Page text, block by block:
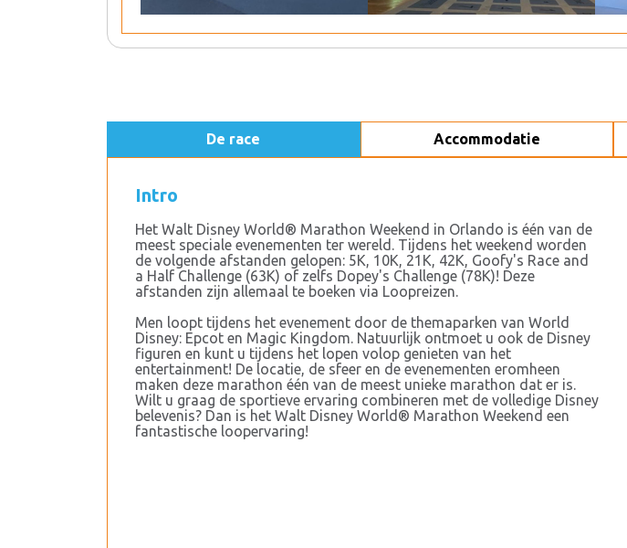
De race Accommodatie
Intro
Het Walt Disney World® Marathon Weekend in Orlando is één van de
meest speciale evenementen ter wereld. Tijdens het weekend worden
de volgende afstanden gelopen: 5K, 10K, 21K, 42K, Goofy's Race and
a Half Challenge (63K) of zelfs Dopey's Challenge (78K)! Deze
afstanden zijn allemaal te boeken via Loopreizen.
Men loopt tijdens het evenement door de themaparken van World
Disney: Epcot en Magic Kingdom. Natuurlijk ontmoet u ook de Disney
figuren en kunt u tijdens het lopen volop genieten van het
entertainment! De locatie, de sfeer en de evenementen eromheen
maken deze marathon één van de meest unieke marathon dat er is.
Wilt u graag de sportieve ervaring combineren met de volledige Disney
belevenis? Dan is het Walt Disney World® Marathon Weekend een
fantastische loopervaring!